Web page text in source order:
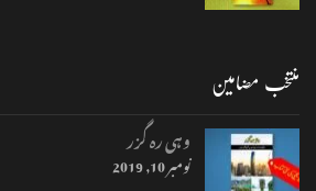
منتخب مضامین
وہی رہ گزر
نومبر 10, 2019